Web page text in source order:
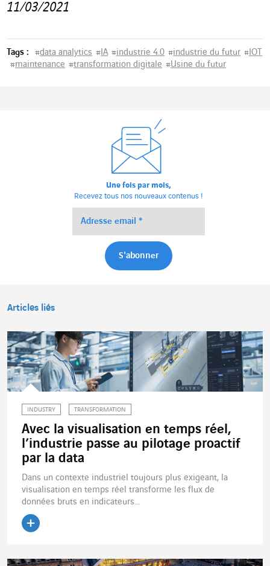
11/03/2021
Tags : #data analytics #IA #industrie 4.0 #industrie du futur #IOT
#maintenance #transformation digitale #Usine du futur
Une fois par mois,
Recevez tous nos nouveaux contenus !
Articles liés
INDUSTRY TRANSFORMATION
Avec la visualisation en temps réel,
l’industrie passe au pilotage proactif
par la data
Dans un contexte industriel toujours plus exigeant, la
visualisation en temps réel transforme les flux de
données bruts en indicateurs...